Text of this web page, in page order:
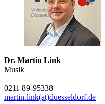
Dr. Martin Link
Musik
0211 89-95338
martin.link(at)duesseldorf.de